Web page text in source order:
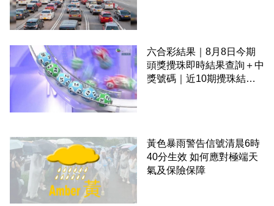
六合彩結果｜8月8日今期
頭獎攪珠即時結果查詢＋中
獎號碼｜近10期攪珠結果
黃色暴雨警告信號清晨6時
40分生效 如何應對極端天
氣及保險保障